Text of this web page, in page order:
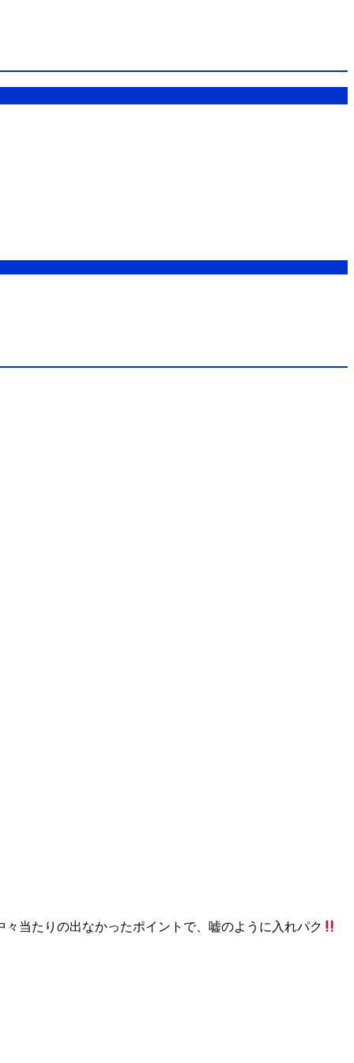
当たりの出なかったポイントで、嘘のように入れパク